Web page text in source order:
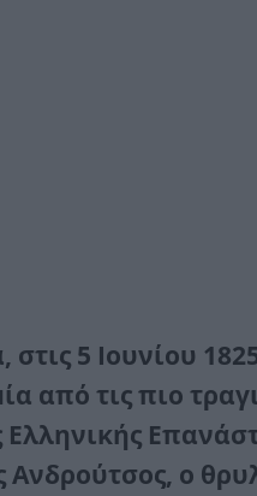
5 Ιουνίου
από τις πιο
Ελληνικής
ο